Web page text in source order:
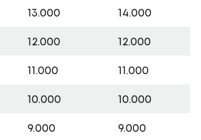
13.000 14.000
12.000 12.000
11.000 11.000
10.000 10.000
9.000 9.000